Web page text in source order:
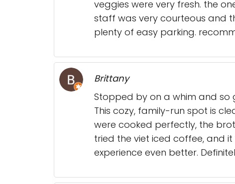
veggies were very fresh. the
staff was very courteous and
plenty of easy parking.
Brittany
Stopped by on a whim and so
This cozy, family-run spot is
were cooked perfectly, the
tried the viet iced coffee, and
experience even better.